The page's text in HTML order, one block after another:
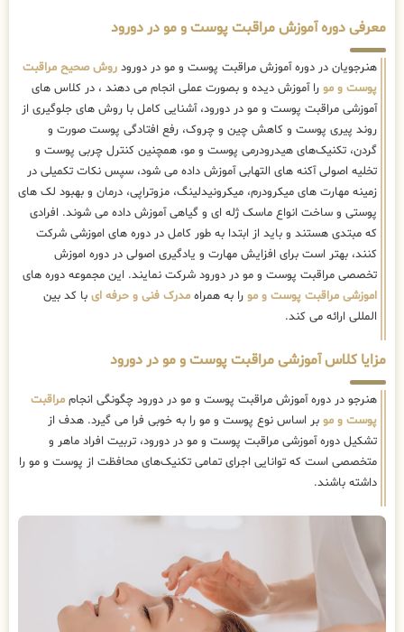
معرفی دوره آموزش مراقبت پوست و مو در دورود
هنرجویان در دوره آموزش مراقبت پوست و مو در دورود روش صحیح مراقبت
پوست و مو را آموزش دیده و بصورت عملی انجام می دهند ، در کلاس های
آموزشی مراقبت پوست و مو در دورود، آشنایی کامل با روش های جلوگیری از
روند پیری پوست و کاهش چین و چروک، رفع افتادگی پوست صورت و
گردن، تکنیک‌های هیدرودرمی پوست و مو، همچنین کنترل چربی پوست و
تخلیه اصولی آکنه های التهابی آموزش داده می شود، سپس نکات تکمیلی در
زمینه مهارت های میکرودرم، میکرونیدلینگ، مزوتراپی، درمان و بهبود لک های
پوستی و ساخت انواع ماسک ژله ای و گیاهی آموزش داده می شوند. افرادی
که مبتدی هستند و باید از ابتدا به طور کامل در دوره های اموزشی شرکت
کنند، بهتر است برای افزایش مهارت و یادگیری اصولی در دوره اموزش
تخصصی مراقبت پوست و مو در دورود شرکت نمایند. این مجموعه دوره های
اموزشی مراقبت پوست و مو را به همراه مدرک فنی و حرفه ای با کد بین
المللی ارائه می کند.
مزایا کلاس آموزشی مراقبت پوست و مو در دورود
هنرجو در دوره آموزش مراقبت پوست و مو در دورود چگونگی انجام مراقبت
پوست و مو بر اساس نوع پوست و مو را به خوبی فرا می گیرد. هدف از
تشکیل دوره آموزشی مراقبت پوست و مو در دورود، تربیت افراد ماهر و
متخصصی است که توانایی اجرای تمامی تکنیک‌های محافظت از پوست و مو را
داشته باشند.